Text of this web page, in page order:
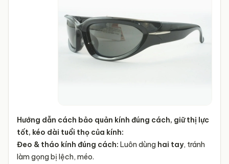
Hướng dẫn cách bảo quản kính đúng cách, giữ thị lực
tốt, kéo dài tuổi thọ của kính:
Đeo & tháo kính đúng cách: Luôn dùng hai tay, tránh
làm gọng bị lệch, méo.